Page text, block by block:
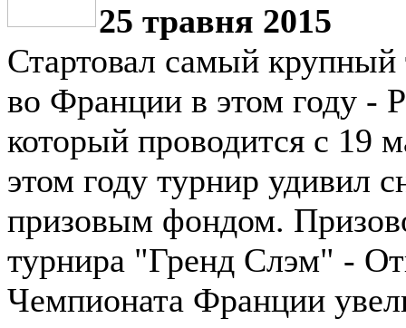
25 травня 2015
Стартовал самый крупный
во Франции в этом году -
который проводится с 19
этом году турнир удивил
призовым фондом.
турнира "Гренд Слэм" -
Чемпионата Франции